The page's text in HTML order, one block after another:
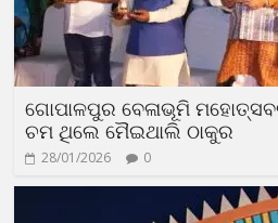
ଗୋପାଳପୁର ବେଳାଭୂମି
ଚମ ଥିଲେ ମୈଇଥାଲି ଠାକୁର
28/01/2026 0